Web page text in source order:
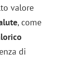
valore
, come
di